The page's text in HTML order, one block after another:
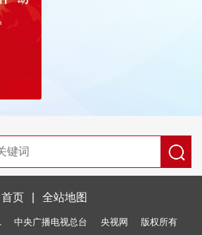
首页 全站地图
中央广播电视总台 央视网 版权所有